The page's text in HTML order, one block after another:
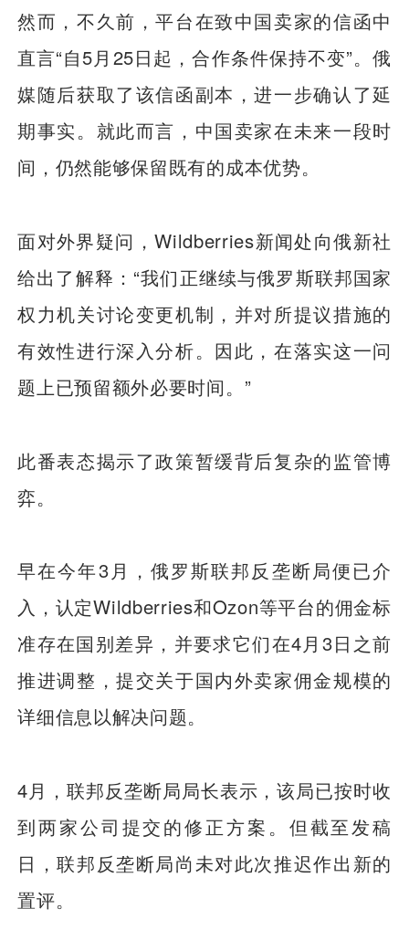
然而，不久前，平台在致中国卖家的信函中
直言“自5月25日起，合作条件保持不变”。俄
媒随后获取了该信函副本，进一步确认了延
期事实。就此而言，中国卖家在未来一段时
间，仍然能够保留既有的成本优势。
面对外界疑问，Wildberries新闻处向俄新社
给出了解释：“我们正继续与俄罗斯联邦国家
权力机关讨论变更机制，并对所提议措施的
有效性进行深入分析。因此，在落实这一问
题上已预留额外必要时间。”
此番表态揭示了政策暂缓背后复杂的监管博
弈。
早在今年3月，俄罗斯联邦反垄断局便已介
入，认定Wildberries和Ozon等平台的佣金标
准存在国别差异，并要求它们在4月3日之前
推进调整，提交关于国内外卖家佣金规模的
详细信息以解决问题。
4月，联邦反垄断局局长表示，该局已按时收
到两家公司提交的修正方案。但截至发稿
日，联邦反垄断局尚未对此次推迟作出新的
置评。